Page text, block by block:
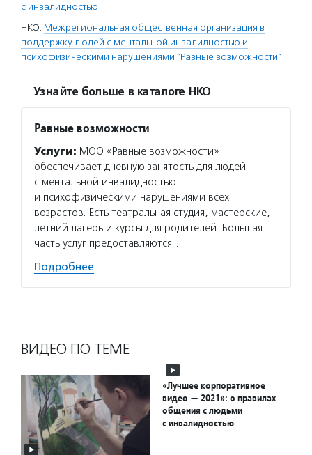
с инвалидностью
НКО: Межрегиональная общественная организация в
поддержку людей с ментальной инвалидностью и
психофизическими нарушениями "Равные возможности"
Узнайте больше в каталоге НКО
Равные возможности
Услуги: МОО «Равные возможности»
обеспечивает дневную занятость для людей
с ментальной инвалидностью
и психофизическими нарушениями всех
возрастов. Есть театральная студия, мастерские,
летний лагерь и курсы для родителей. Большая
часть услуг предоставляются…
Подробнее
ВИДЕО ПО ТЕМЕ
«Лучшее корпоративное
видео — 2021»: о правилах
общения с людьми
с инвалидностью